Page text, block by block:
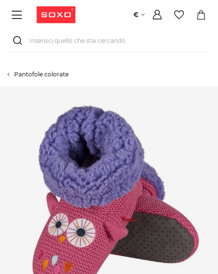
€
Pantofole colorate